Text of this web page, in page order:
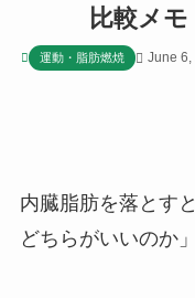
比較メモ
運動・脂肪燃焼 June 6,
内臓脂肪を落とす
どちらがいいのか